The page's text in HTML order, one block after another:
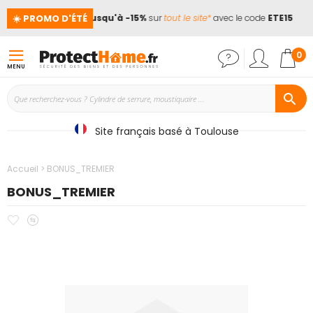
☀️ PROMO D'ÉTÉ
! 📢Jusqu'à -15%surtout le site*avec le codeETE15
MENU
0
Site français basé à Toulouse
Accueil BONUS_TREMIER
BONUS_TREMIER
Ajouter